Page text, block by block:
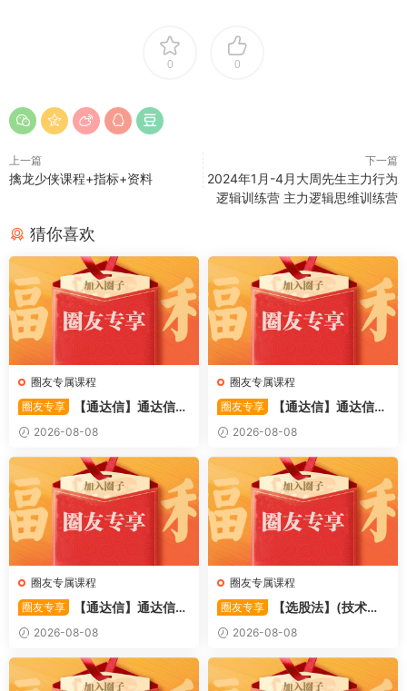
0 0
上一篇
擒龙少侠课程+指标+资料
下一篇
2024年1月-4月大周先生主力行为
逻辑训练营 主力逻辑思维训练营
猜你喜欢
圈友专属课程
圈友专享
【通达信】通达信
〖备战龙妖〗副图/选股 精准
捕捉龙头启动进场信号 源码
2026-08-08
圈友专属课程
圈友专享
【通达信】通达信
〖重心突破〗主副图/选股 捕
捉股价在特定形态下的反转与
启动信号 源码
2026-08-08
圈友专属课程
圈友专享
【通达信】通达信
〖萧啸双通道〗主图指标 研判
股价运行通道、捕捉短线买卖
时机 源码
2026-08-08
圈友专属课程
圈友专享
【选股法】(技术篇)
强势个股选股法操作理念、策
略与工具（上下）视频课程 共
2个视频
2026-08-08